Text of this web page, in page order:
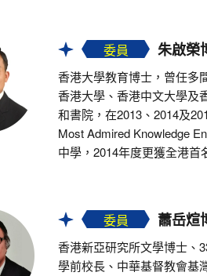
委員 朱啟榮
香港大學教育博士，曾任多
香港大學、香港中文大學及
和書院，在2013、2014及
Most Admired Knowledge
中學，2014年度更獲全港首
委員 蕭岳煊
香港新亞研究所文學博士、
學前校長、中華基督教會基